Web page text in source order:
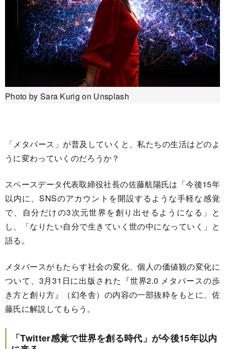
Photo by Sara Kurig on Unsplash
「メタバース」が普及していくと、私たちの生活はどのよ
うに変わっていくのだろうか？
スペースデータ代表取締役社長の佐藤航陽氏は「今後15年
以内に、SNSのアカウントを開設するような手軽な感覚
で、自分だけの3次元世界を創り出せるようになる」と
し、「なりたい自分で生きていく世の中になっていく」と
語る。
メタバースがもたらす社会の変化、個人の価値観の変化に
ついて、3月31日に出版された『世界2.0 メタバースの歩
き方と創り方』（幻冬舎）の内容の一部抜粋をもとに、佐
藤氏に解説してもらう。
「Twitter感覚で世界を創る時代」が今後15年以内